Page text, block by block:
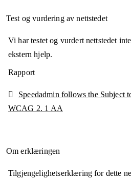
Test og vurdering av nettstedet
Vi har testet og vurdert nettstedet
ekstern hjelp.
Rapport
Speedadmin follows the Subject
WCAG 2. 1 AA
Om erklæringen
Tilgjengelighetserklæring for dette